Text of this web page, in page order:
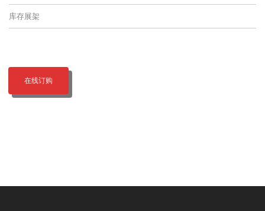
库存展架
在线订购